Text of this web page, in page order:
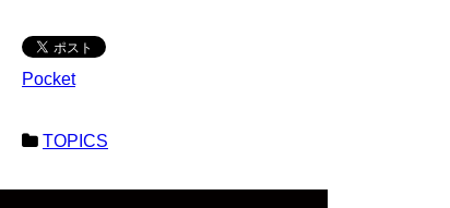
Pocket
TOPICS